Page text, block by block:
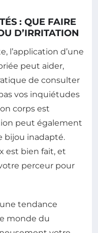
: QUE FAIRE
D’IRRITATION
l’application d’une
peut aider,
de consulter
vos inquiétudes
corps est
peut également
bijou inadapté.
est bien fait, et
perceur pour
tendance
monde du